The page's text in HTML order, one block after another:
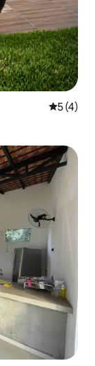
5 de
5 (4)